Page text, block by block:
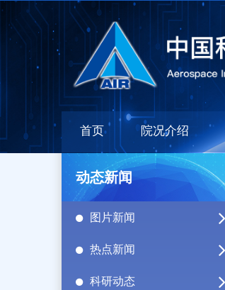
首页 院况介绍
动态新闻
图片新闻
热点新闻
科研动态